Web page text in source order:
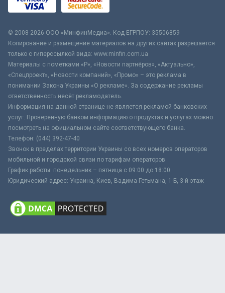
© 2008-2026 ООО «МинфинМедиа». Код ЕГРПОУ: 35506859
Копирование и размещение материалов на других сайтах разрешается
только с гиперссылкой вида: www.minfin.com.ua
Материалы с пометками «Р», «Новости партнёров», «Актуально»,
«Спецпроект», «Новости компаний», «Промо» – это реклама в
понимании Закона Украины «О рекламе». За содержание рекламы
ответственность несёт рекламодатель.
Информация на данной странице не является рекламой банковских
услуг. Проверенную банком информацию о продуктах и услугах можно
посмотреть на официальном сайте соответствующего банка.
Телефон: (044) 392-47-40
Звонок в пределах территории Украины со всех номеров операторов
мобильной и городской связи по тарифам операторов
График работы: понедельник – пятница с 09:00 до 18:00
Юридический адрес: Украина, Киев, Вадима Гетьмана, 1-Б, 3-й этаж